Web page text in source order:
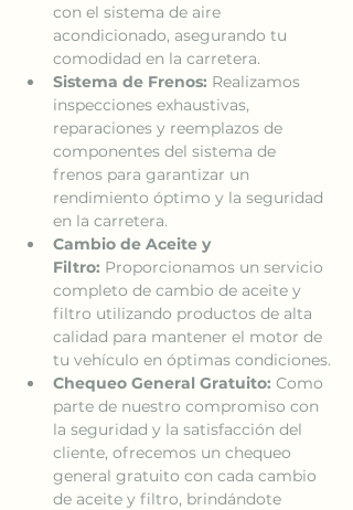
con el sistema de aire
acondicionado, asegurando tu
comodidad en la carretera.
Sistema de Frenos: Realizamos
inspecciones exhaustivas,
reparaciones y reemplazos de
componentes del sistema de
frenos para garantizar un
rendimiento óptimo y la seguridad
en la carretera.
Cambio de Aceite y
Filtro: Proporcionamos un servicio
completo de cambio de aceite y
filtro utilizando productos de alta
calidad para mantener el motor de
tu vehículo en óptimas condiciones.
Chequeo General Gratuito: Como
parte de nuestro compromiso con
la seguridad y la satisfacción del
cliente, ofrecemos un chequeo
general gratuito con cada cambio
de aceite y filtro, brindándote